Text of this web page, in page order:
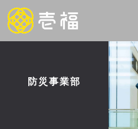
防災事業部